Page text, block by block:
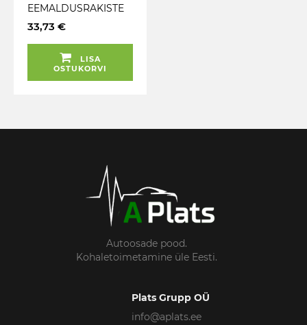
EEMALDUSRAKISTE
KOMPLEKT TRIUMF
33,73 €
LISA
OSTUKORVI
Autoosade pood.
Kohaletoimetamine üle Eesti.
Plats Grupp OÜ
info@aplats.ee